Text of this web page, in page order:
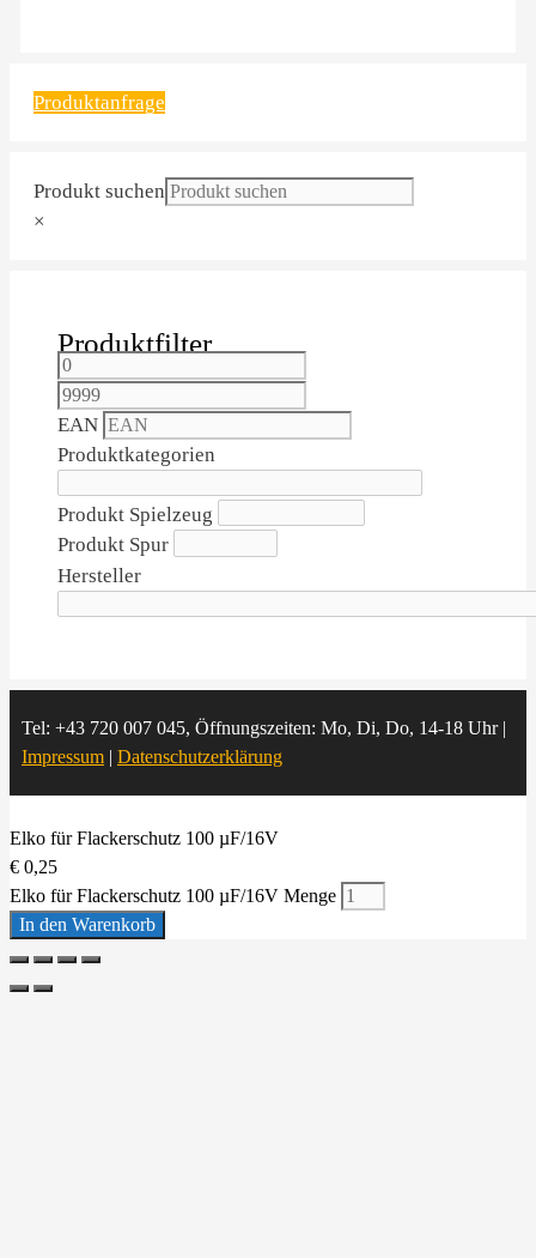
Produktanfrage
Produkt suchen
×
Produktfilter
EAN
Produktkategorien
Produkt Spielzeug
Produkt Spur
Hersteller
Tel: +43 720 007 045, Öffnungszeiten: Mo, Di, Do, 14-18 Uhr |
Impressum | Datenschutzerklärung
Elko für Flackerschutz 100 µF/16V
€ 0,25
Elko für Flackerschutz 100 µF/16V Menge
In den Warenkorb